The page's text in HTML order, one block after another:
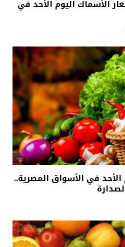
الأسماك اليوم الأحد في
الأحد في الأسواق المصرية..